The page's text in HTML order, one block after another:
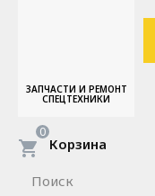
ЗАПЧАСТИ И РЕМОНТ
СПЕЦТЕХНИКИ
Корзина
0